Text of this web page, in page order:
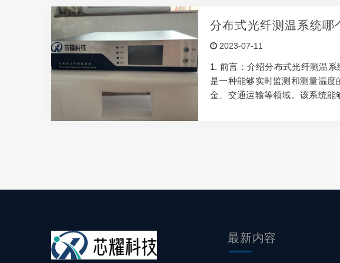
分布式光纤测温系统哪
2023-07-11
1. 前言：介绍分布式光纤测温
是一种能够实时监测和测量温
金、交通运输等领域。该系统
最新内容